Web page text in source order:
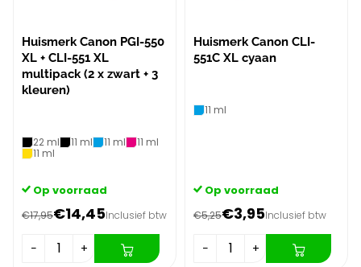
Huismerk Canon PGI-550
XL + CLI-551 XL
multipack (2 x zwart + 3
kleuren)
22 ml 11 ml 11 ml
11 ml
11 ml
Op voorraad
€17,95€14,45Inclusief btw
− +
Huismerk Canon CLI-
551C XL cyaan
11 ml
Op voorraad
€5,25€3,95Inclusief btw
− +